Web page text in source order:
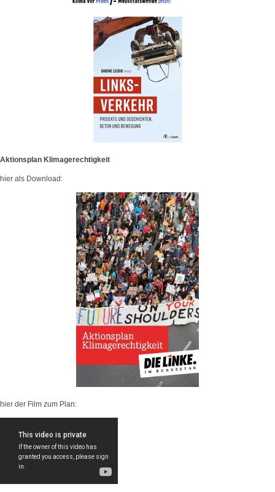
Aktionsplan Klimagerechtigkeit
hier als Download:
hier der Film zum Plan: